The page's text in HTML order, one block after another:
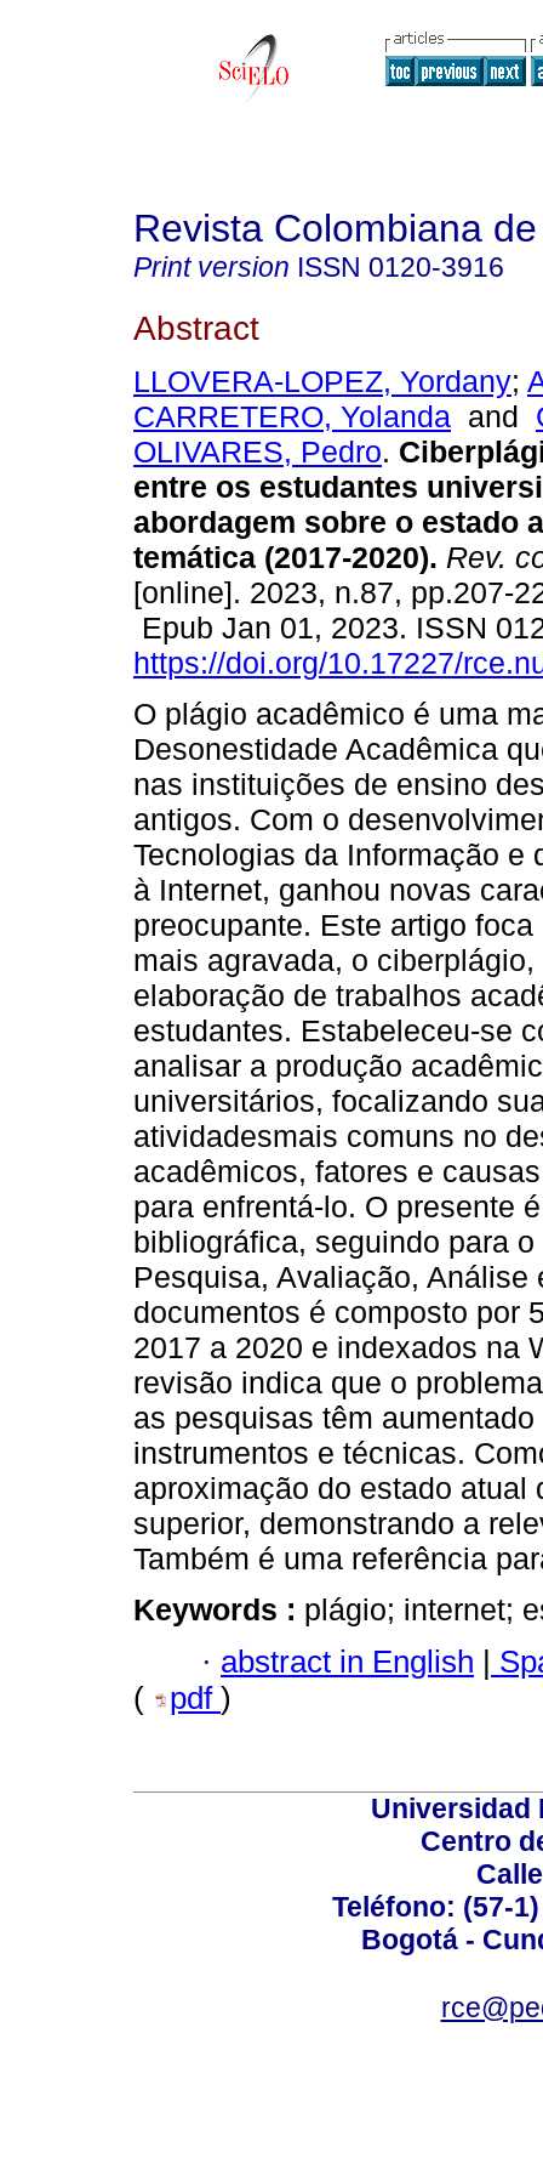
Revista Colombiana
Print version ISSN 0120-3916
Abstract
LLOVERA-LOPEZ, Yordany;
CARRETERO, Yolanda and
OLIVARES, Pedro.
entre os estudantes
abordagem sobre o estado
temática (2017-2020). Rev.
[online]. 2023, n.87, pp.207-
Epub Jan 01, 2023. ISSN
https://doi.org/10.17227/
O plágio acadêmico é uma
Desonestidade Acadêmica
nas instituições de ensino
antigos. Com o
Tecnologias da Informação
à Internet, ganhou novas
preocupante. Este artigo
mais agravada, o
elaboração de trabalhos
estudantes. Estabeleceu-se
analisar a produção
universitários, focalizando
atividadesmais comuns no
acadêmicos, fatores e
para enfrentá-lo. O presente
bibliográfica, seguindo para
Pesquisa, Avaliação,
documentos é composto por
2017 a 2020 e indexados na
revisão indica que o
as pesquisas têm
instrumentos e técnicas.
aproximação do estado
superior, demonstrando a
Também é uma referência
Keywords : plágio; internet;
· abstract in English |
(
pdf )
Universidad
Centro
Teléfono: (57-
Bogotá -